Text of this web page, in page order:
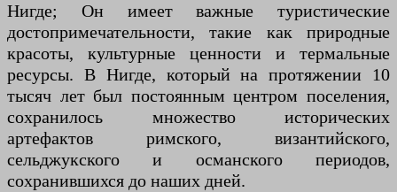
Нигде; Он имеет важные туристические
достопримечательности, такие как природные
красоты, культурные ценности и термальные
ресурсы. В Нигде, который на протяжении 10
тысяч лет был постоянным центром поселения,
сохранилось множество исторических
артефактов римского, византийского,
сельджукского и османского периодов,
сохранившихся до наших дней.